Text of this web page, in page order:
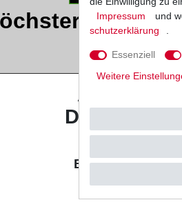
Qualität
ARCTIC
DVX400 /
Typ: -
Baujahr: 2004 -
Impressum
und
schutz­erklärung
Essenziell
Weitere